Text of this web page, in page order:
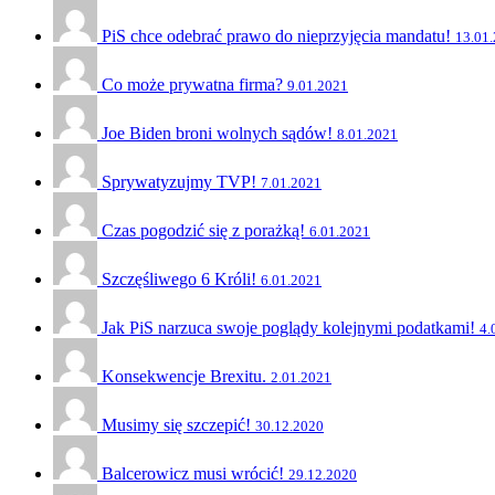
PiS chce odebrać prawo do nieprzyjęcia mandatu!
Co może prywatna firma? 9.01.2021
Joe Biden broni wolnych sądów! 8.01.2021
Sprywatyzujmy TVP! 7.01.2021
Czas pogodzić się z porażką! 6.01.2021
Szczęśliwego 6 Króli! 6.01.2021
Jak PiS narzuca swoje poglądy kolejnymi podatkami!
Konsekwencje Brexitu. 2.01.2021
Musimy się szczepić! 30.12.2020
Balcerowicz musi wrócić! 29.12.2020